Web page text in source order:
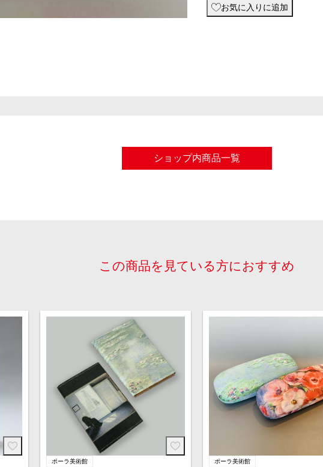
お気に入りに追加
ショップ内商品一覧
この商品を見ている方におすすめ
ポーラ美術館 ポーラ美術館